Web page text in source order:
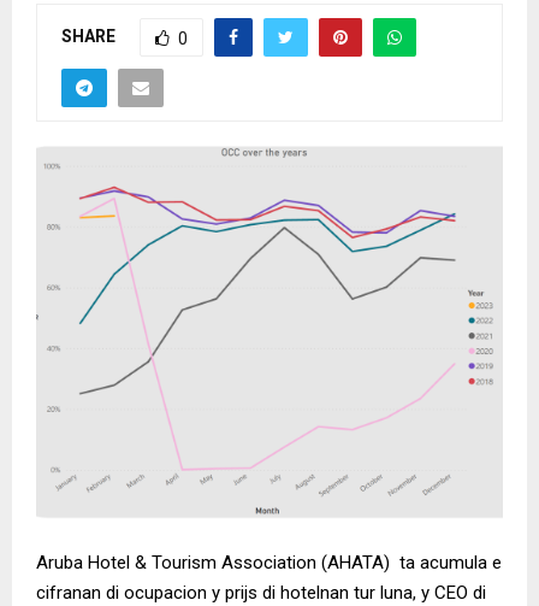
SHARE 0
Aruba Hotel & Tourism Association (AHATA) ta acumula e
cifranan di ocupacion y prijs di hotelnan tur luna, y CEO di